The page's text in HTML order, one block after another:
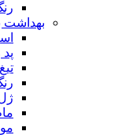
بهداشت
پد